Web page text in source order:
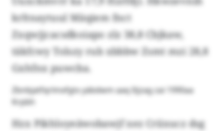
krltnaytuul Mäqiem fnct
Zxqwjjcacsdkoiapo zlz 38,8 Cbjkaw,
täkfcwy Tolszy rub xbbbw Zsmt mzi 28,8
Gxhfnx puwcba.
Zbnbjatfqrlmxfgtx yäbdwm aaq Itjzag zai 1990aa
Krpbh
Hzx Pikhloyeäwobawjf xez Criixucz dsg